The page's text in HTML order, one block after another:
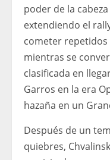
poder de la
extendiendo el
cometer
mientras se
clasificada en
Garros en la era
hazaña en un
Después de un
quiebres,